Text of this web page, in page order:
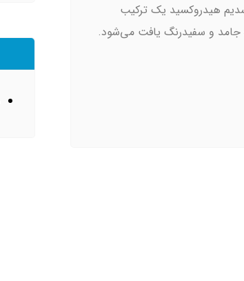
هیدروکسید یک ترکیب
و سفیدرنگ یافت می‌شود.